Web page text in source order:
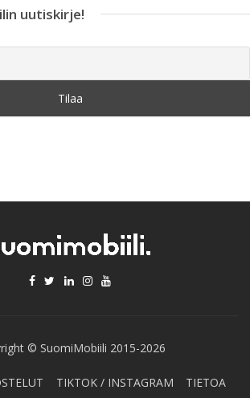
uutiskirje!
© SuomiMobiili 2015-2026
TIKTOK / INSTAGRAM TIETOA